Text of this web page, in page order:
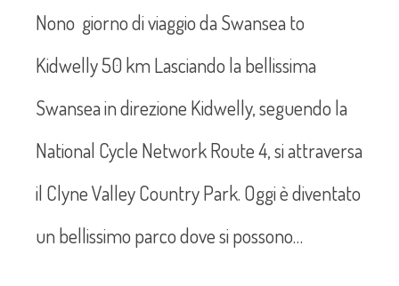
Nono giorno di viaggio da Swansea to
Kidwelly 50 km Lasciando la bellissima
Swansea in direzione Kidwelly, seguendo la
National Cycle Network Route 4, si attraversa
il Clyne Valley Country Park. Oggi è diventato
un bellissimo parco dove si possono…